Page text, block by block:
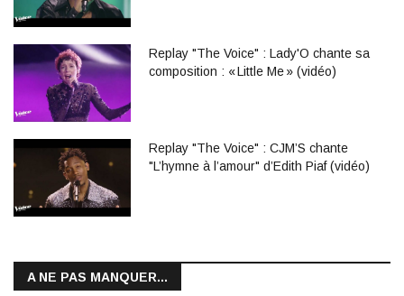
Replay "The Voice" : Lady'O chante sa
composition : « Little Me » (vidéo)
Replay "The Voice" : CJM’S chante
"L’hymne à l’amour" d’Edith Piaf (vidéo)
A NE PAS MANQUER...